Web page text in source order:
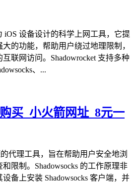
iOS 设备设计的科学上网工具，它提
的功能，帮助用户绕过地理限制，
联网访问。Shadowrocket 支持多种
、...
买_小火箭网址_8元一
的代理工具，旨在帮助用户安全地浏
限制。Shadowsocks 的工作原理非
备上安装 Shadowsocks 客户端，并